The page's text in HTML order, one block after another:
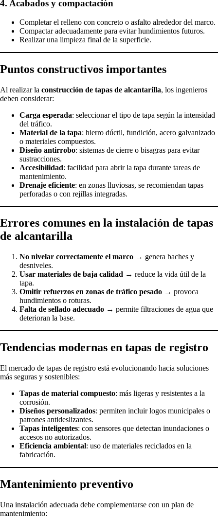
4. Acabados y compactación
Completar el relleno con concreto o asfalto alrededor del marco.
Compactar adecuadamente para evitar hundimientos futuros.
Realizar una limpieza final de la superficie.
Puntos constructivos importantes
Al realizar la construcción de tapas de alcantarilla, los ingenieros
deben considerar:
Carga esperada: seleccionar el tipo de tapa según la intensidad
del tráfico.
Material de la tapa: hierro dúctil, fundición, acero galvanizado
o materiales compuestos.
Diseño antirrobo: sistemas de cierre o bisagras para evitar
sustracciones.
Accesibilidad: facilidad para abrir la tapa durante tareas de
mantenimiento.
Drenaje eficiente: en zonas lluviosas, se recomiendan tapas
perforadas o con rejillas integradas.
Errores comunes en la instalación de tapas
de alcantarilla
No nivelar correctamente el marco → genera baches y
desniveles.
Usar materiales de baja calidad → reduce la vida útil de la
tapa.
Omitir refuerzos en zonas de tráfico pesado → provoca
hundimientos o roturas.
Falta de sellado adecuado → permite filtraciones de agua que
deterioran la base.
Tendencias modernas en tapas de registro
El mercado de tapas de registro está evolucionando hacia soluciones
más seguras y sostenibles:
Tapas de material compuesto: más ligeras y resistentes a la
corrosión.
Diseños personalizados: permiten incluir logos municipales o
patrones antideslizantes.
Tapas inteligentes: con sensores que detectan inundaciones o
accesos no autorizados.
Eficiencia ambiental: uso de materiales reciclados en la
fabricación.
Mantenimiento preventivo
Una instalación adecuada debe complementarse con un plan de
mantenimiento: